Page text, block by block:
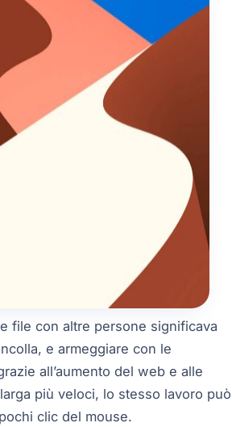
file con altre persone significava
e armeggiare con le
all’aumento del web e alle
più veloci, lo stesso lavoro può
clic del mouse.